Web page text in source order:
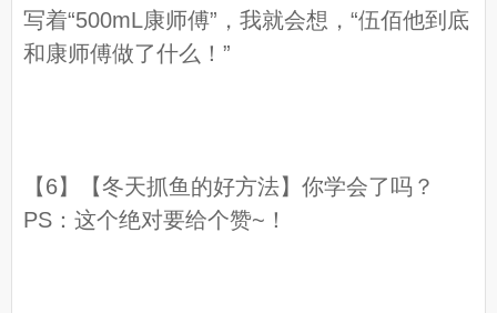
写着“500mL康师傅”，我就会想，“伍佰他到底
和康师傅做了什么！”
【6】【冬天抓鱼的好方法】你学会了吗？
PS：这个绝对要给个赞~！